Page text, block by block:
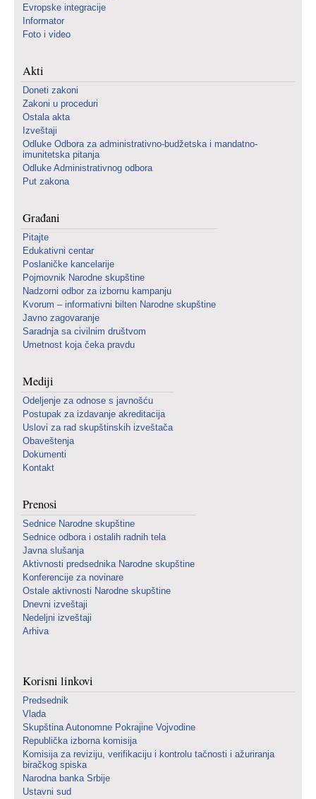
Evropske integracije
Informator
Foto i video
Akti
Doneti zakoni
Zakoni u proceduri
Ostala akta
Izveštaji
Odluke Odbora za administrativno-budžetska i mandatno-
imunitetska pitanja
Odluke Administrativnog odbora
Put zakona
Građani
Pitajte
Edukativni centar
Poslaničke kancelarije
Pojmovnik Narodne skupštine
Nadzorni odbor za izbornu kampanju
Kvorum – informativni bilten Narodne skupštine
Javno zagovaranje
Saradnja sa civilnim društvom
Umetnost koja čeka pravdu
Mediji
Odeljenje za odnose s javnošću
Postupak za izdavanje akreditacija
Uslovi za rad skupštinskih izveštača
Obaveštenja
Dokumenti
Kontakt
Prenosi
Sednice Narodne skupštine
Sednice odbora i ostalih radnih tela
Javna slušanja
Aktivnosti predsednika Narodne skupštine
Konferencije za novinare
Ostale aktivnosti Narodne skupštine
Dnevni izveštaji
Nedeljni izveštaji
Arhiva
Korisni linkovi
Predsednik
Vlada
Skupština Autonomne Pokrajine Vojvodine
Republička izborna komisija
Komisija za reviziju, verifikaciju i kontrolu tačnosti i ažuriranja
biračkog spiska
Narodna banka Srbije
Ustavni sud